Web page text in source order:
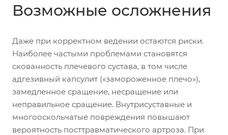
Возможные осложнения
Даже при корректном ведении остаются риски.
Наиболее частыми проблемами становятся
скованность плечевого сустава, в том числе
адгезивный капсулит («замороженное плечо»),
замедленное сращение, несращение или
неправильное сращение. Внутрисуставные и
многооскольчатые повреждения повышают
вероятность посттравматического артроза. При